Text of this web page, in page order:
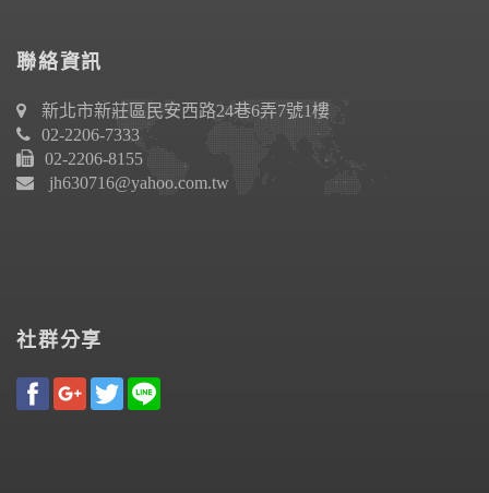
聯絡資訊
新北市新莊區民安西路24巷6弄7號1樓
02-2206-7333
02-2206-8155
jh630716@yahoo.com.tw
社群分享